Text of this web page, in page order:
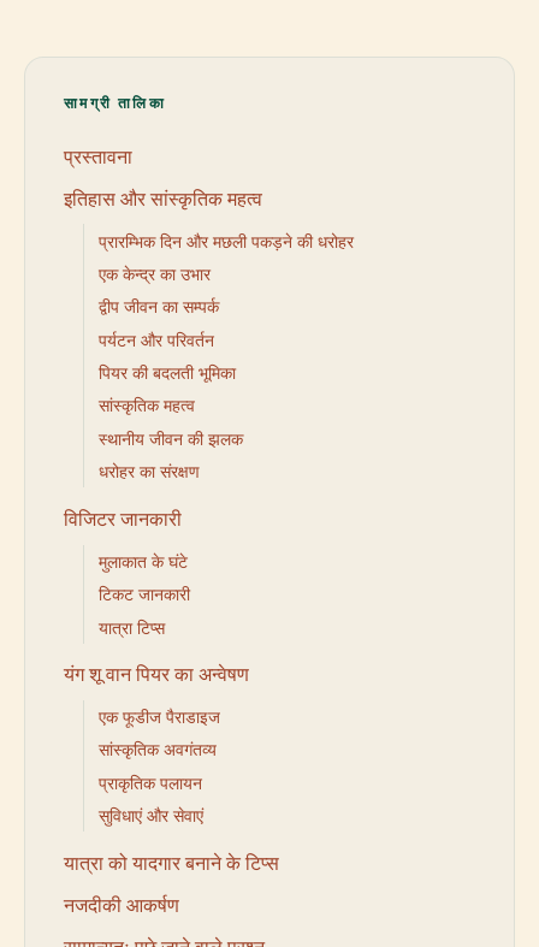
सामग्री तालिका
प्रस्तावना
इतिहास और सांस्कृतिक महत्व
प्रारम्भिक दिन और मछली पकड़ने की धरोहर
एक केन्द्र का उभार
द्वीप जीवन का सम्पर्क
पर्यटन और परिवर्तन
पियर की बदलती भूमिका
सांस्कृतिक महत्व
स्थानीय जीवन की झलक
धरोहर का संरक्षण
विजिटर जानकारी
मुलाकात के घंटे
टिकट जानकारी
यात्रा टिप्स
यंग शू वान पियर का अन्वेषण
एक फूडीज पैराडाइज
सांस्कृतिक अवगंतव्य
प्राकृतिक पलायन
सुविधाएं और सेवाएं
यात्रा को यादगार बनाने के टिप्स
नजदीकी आकर्षण